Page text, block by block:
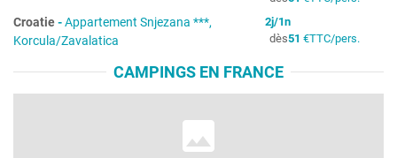
Croatie-Appartement Snjezana ***,
Korcula/Zavalatica
2j/1n
dès51 €TTC/pers.
CAMPINGS EN FRANCE